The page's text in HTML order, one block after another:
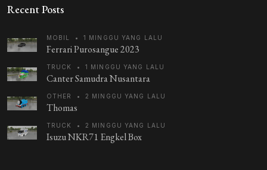
Recent Posts
MOBIL • 1 MINGGU YANG LALU
Ferrari Purosangue 2023
TRUCK • 1 MINGGU YANG LALU
Canter Samudra Nusantara
OTHER • 2 MINGGU YANG LALU
Thomas
TRUCK • 2 MINGGU YANG LALU
Isuzu NKR71 Engkel Box